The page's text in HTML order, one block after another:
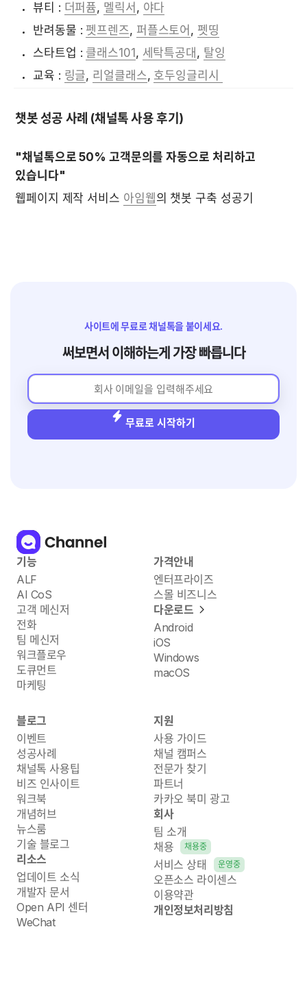
뷰티 : 더퍼퓸, 멜릭서 , 야다
반려동물 : 펫프렌즈, 퍼플스토어 , 펫띵
스타트업 : 클래스101 , 세탁특공대 , 탈잉
교육 : 링글, 리얼클래스, 호두잉글리시
챗봇 성공 사례 (채널톡 사용 후기)
"채널톡으로 50% 고객문의를 자동으로 처리하고
있습니다"
웹페이지 제작 서비스 아임웹의 챗봇 구축 성공기
사이트에 무료로 채널톡을 붙이세요.
써보면서 이해하는게 가장 빠릅니다
무료로 시작하기
기능
ALF
AI CoS
고객 메신저
전화
팀 메신저
워크플로우
도큐먼트
마케팅
가격안내
엔터프라이즈
스몰 비즈니스
다운로드
Android
iOS
Windows
macOS
블로그
이벤트
성공사례
채널톡 사용팁
비즈 인사이트
워크북
개념허브
뉴스룸
기술 블로그
리소스
업데이트 소식
개발자 문서
Open API 센터
WeChat
지원
사용 가이드
채널 캠퍼스
전문가 찾기
파트너
카카오 북미 광고
회사
팀 소개
채용
채용중
서비스 상태 운영중
오픈소스 라이센스
이용약관
개인정보처리방침